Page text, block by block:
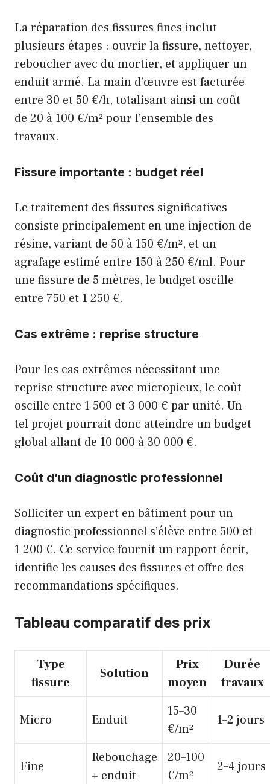
La réparation des fissures fines inclut
plusieurs étapes : ouvrir la fissure, nettoyer,
reboucher avec du mortier, et appliquer un
enduit armé. La main d’œuvre est facturée
entre 30 et 50 €/h, totalisant ainsi un coût
de 20 à 100 €/m² pour l’ensemble des
travaux.
Fissure importante : budget réel
Le traitement des fissures significatives
consiste principalement en une injection de
résine, variant de 50 à 150 €/m², et un
agrafage estimé entre 150 à 250 €/ml. Pour
une fissure de 5 mètres, le budget oscille
entre 750 et 1 250 €.
Cas extrême : reprise structure
Pour les cas extrêmes nécessitant une
reprise structure avec micropieux, le coût
oscille entre 1 500 et 3 000 € par unité. Un
tel projet pourrait donc atteindre un budget
global allant de 10 000 à 30 000 €.
Coût d’un diagnostic professionnel
Solliciter un expert en bâtiment pour un
diagnostic professionnel s’élève entre 500 et
1 200 €. Ce service fournit un rapport écrit,
identifie les causes des fissures et offre des
recommandations spécifiques.
Tableau comparatif des prix
Type
fissure
Solution
Prix
moyen
Durée
travaux
Micro Enduit
15–30
€/m²
1–2 jours
Fine
Rebouchage
+ enduit
20–100
€/m²
2–4 jours